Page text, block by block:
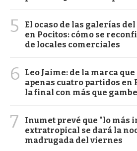
5
El ocaso de las galerías
en Pocitos: cómo se
de locales comerciales
6
Leo Jaime: de la marca
apenas cuatro partidos en
la final con más que
7
Inumet prevé que "lo más
extratropical se dará la
madrugada del viernes